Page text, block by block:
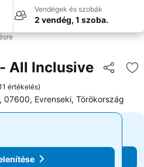
Vendégek és szobák
2 vendég, 1 szoba.
All Inclusive
értékelés)
07600, Evrenseki, Törökország